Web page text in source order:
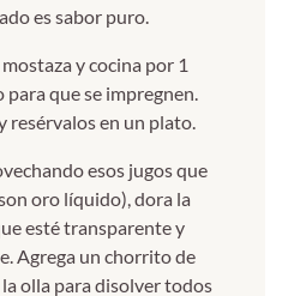
es sabor puro.
y cocina por 1
que se impregnen.
resérvalos en un plato.
esos jugos que
oro líquido), dora la
esté transparente y
Agrega un chorrito de
olla para disolver todos